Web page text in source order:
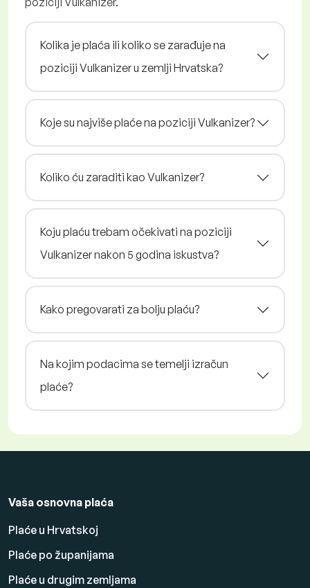
Kolika je plaća ili koliko se zarađuje na
poziciji Vulkanizer u zemlji Hrvatska?
Koje su najviše plaće na poziciji Vulkanizer?
Koliko ću zaraditi kao Vulkanizer?
Koju plaću trebam očekivati na poziciji
Vulkanizer nakon 5 godina iskustva?
Kako pregovarati za bolju plaću?
Na kojim podacima se temelji izračun
plaće?
Vaša osnovna plaća
Plaće u Hrvatskoj
Plaće po županijama
Plaće u drugim zemljama